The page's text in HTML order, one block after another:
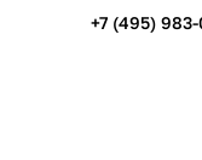
+7 (495) 983-